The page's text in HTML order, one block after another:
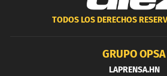
TODOS LOS DERECHOS
GRUPO OPSA
LAPRENSA.HN